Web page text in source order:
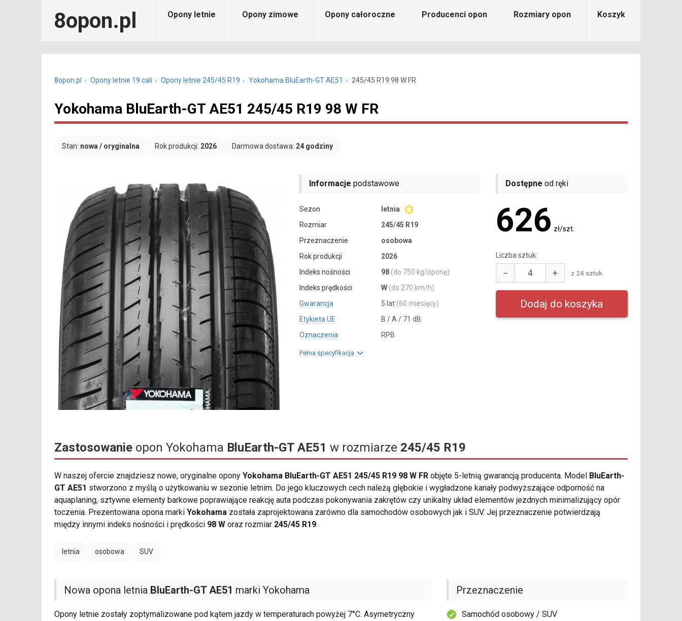
8opon.pl Opony letnie Opony zimowe Opony całoroczne Producenci opon Rozmiary opon Koszyk
8opon.pl Opony letnie 19 cali Opony letnie 245/45 R19 Yokohama BluEarth-GT AE51 245/45 R19 98 W FR
Yokohama BluEarth-GT AE51 245/45 R19 98 W FR
Stan: nowa / oryginalna Rok produkcji: 2026 Darmowa dostawa: 24 godziny
Informacje podstawowe
Sezon
letnia
Rozmiar
245/45 R19
Przeznaczenie
osobowa
Rok produkcji
2026
Indeks nośności
98 (do 750 kg/oponę)
Indeks prędkości
W (do 270 km/h)
Gwarancja
5 lat (60 miesięcy)
Etykieta UE
B / A / 71 dB
Oznaczenia
RPB
Pełna specyfikacja
Dostępne od ręki
626 zł/szt.
Liczba sztuk:
− + z 24 sztuk
Zastosowanie opon Yokohama BluEarth-GT AE51 w rozmiarze 245/45 R19
W naszej ofercie znajdziesz nowe, oryginalne opony Yokohama BluEarth-GT AE51 245/45 R19 98 W FR objęte 5-letnią gwarancją producenta. Model BluEarth-
GT AE51 stworzono z myślą o użytkowaniu w sezonie letnim. Do jego kluczowych cech należą głębokie i wygładzone kanały podwyższające odporność na
aquaplaning, sztywne elementy barkowe poprawiające reakcję auta podczas pokonywania zakrętów czy unikalny układ elementów jezdnych minimalizujący opór
toczenia. Prezentowana opona marki Yokohama została zaprojektowana zarówno dla samochodów osobowych jak i SUV. Jej przeznaczenie potwierdzają
między innymi indeks nośności i prędkości 98 W oraz rozmiar 245/45 R19.
letnia osobowa SUV
Nowa opona letnia BluEarth-GT AE51 marki Yokohama
Opony letnie zostały zoptymalizowane pod kątem jazdy w temperaturach powyżej 7°C. Asymetryczny
Przeznaczenie
Samochód osobowy / SUV